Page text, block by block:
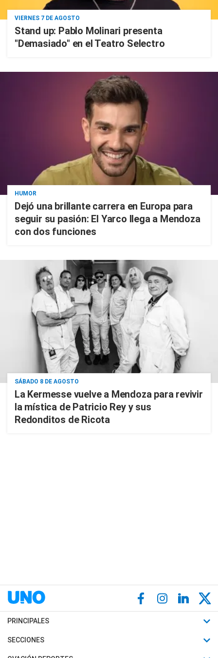
VIERNES 7 DE AGOSTO
Stand up: Pablo Molinari presenta
"Demasiado" en el Teatro Selectro
HUMOR
Dejó una brillante carrera en Europa para
seguir su pasión: El Yarco llega a Mendoza
con dos funciones
SÁBADO 8 DE AGOSTO
La Kermesse vuelve a Mendoza para revivir
la mística de Patricio Rey y sus
Redonditos de Ricota
PRINCIPALES
Últimas Noticias
Política
SECCIONES